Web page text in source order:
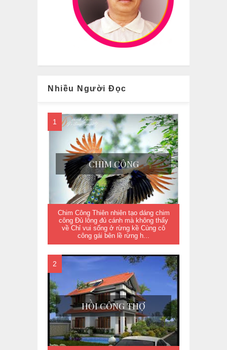
Nhiều Người Đọc
CHIM CÔNG
Chim Công Thiên nhiên tạo dáng chim
công Đủ lông đủ cánh mà không thấy
về Chỉ vui sống ở rừng kề Cùng cô
công gái bên lề rừng h...
HỒI CÔNG THỢ